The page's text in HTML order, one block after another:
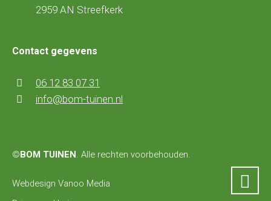
2959 AN Streefkerk
Contact gegevens
06 12 83 07 31
info@bom-tuinen.nl
©BOM TUINEN. Alle rechten voorbehouden.
Webdesign Vanoo Media